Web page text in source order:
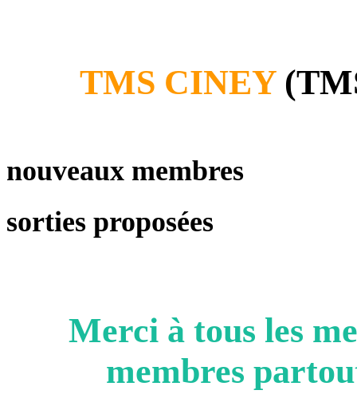
TMS CINEY
nouveaux membres
sorties proposées
Merci à tous les
membres